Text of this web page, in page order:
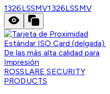
1326LSSMV1326LSSMV
ROSSLARE SECURITY
PRODUCTS